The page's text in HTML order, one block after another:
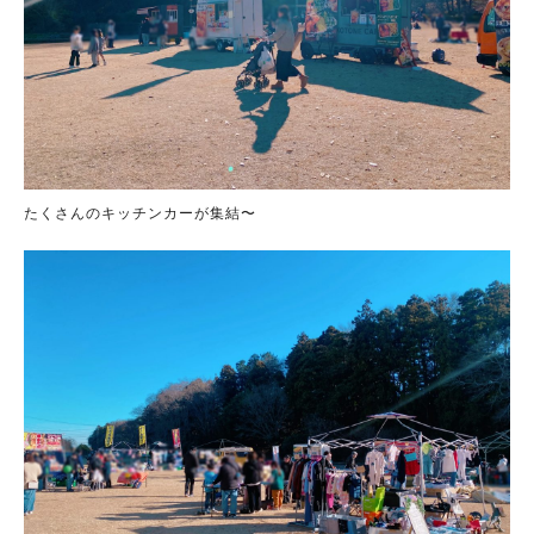
たくさんのキッチンカーが集結〜